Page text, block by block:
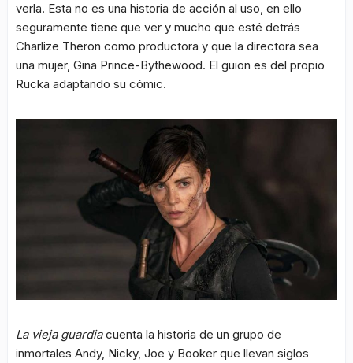
verla. Esta no es una historia de acción al uso, en ello
seguramente tiene que ver y mucho que esté detrás
Charlize Theron como productora y que la directora sea
una mujer, Gina Prince-Bythewood. El guion es del propio
Rucka adaptando su cómic.
La vieja guardiacuenta la historia de un grupo de
inmortales Andy, Nicky, Joe y Booker que llevan siglos